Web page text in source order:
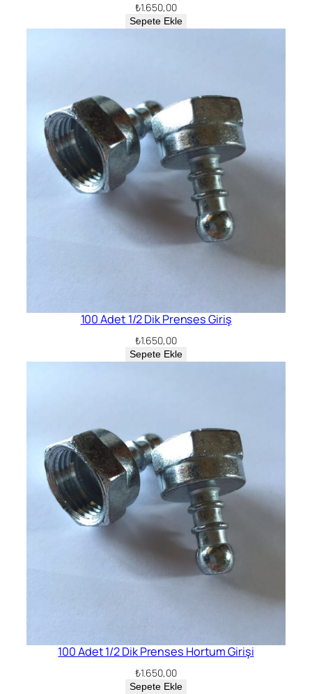
₺1.650,00
Sepete Ekle
100 Adet 1/2 Dik Prenses Giriş
₺1.650,00
Sepete Ekle
100 Adet 1/2 Dik Prenses Hortum Girişi
₺1.650,00
Sepete Ekle